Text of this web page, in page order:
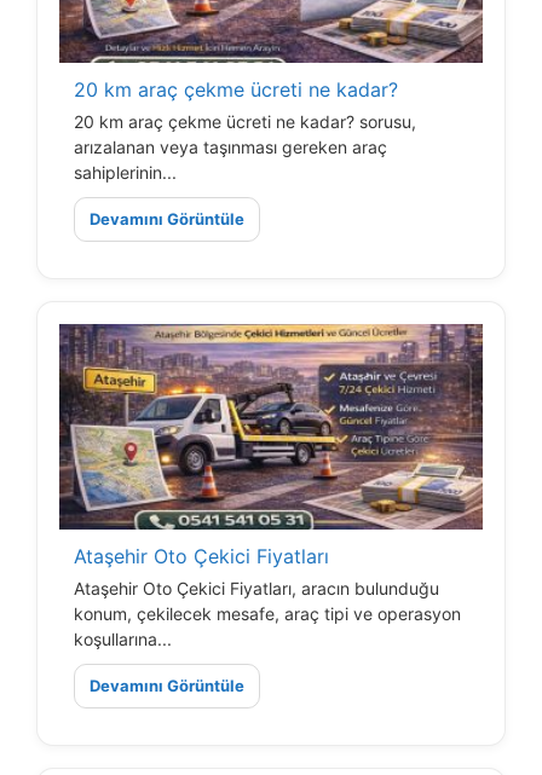
20 km araç çekme ücreti ne kadar?
20 km araç çekme ücreti ne kadar? sorusu,
arızalanan veya taşınması gereken araç
sahiplerinin...
Devamını Görüntüle
Ataşehir Oto Çekici Fiyatları
Ataşehir Oto Çekici Fiyatları, aracın bulunduğu
konum, çekilecek mesafe, araç tipi ve operasyon
koşullarına...
Devamını Görüntüle